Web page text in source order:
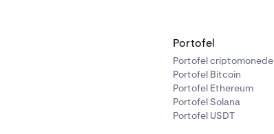
Portofel
Portofel criptomonede
Portofel Bitcoin
Portofel Ethereum
Portofel Solana
Portofel USDT